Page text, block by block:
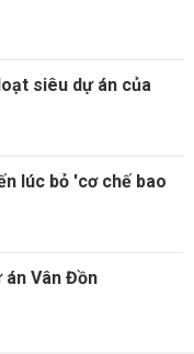
siêu dự án của
lúc bỏ 'cơ chế bao
án Vân Đồn